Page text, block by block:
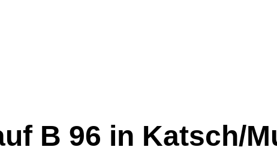
B 96 in Katsch/